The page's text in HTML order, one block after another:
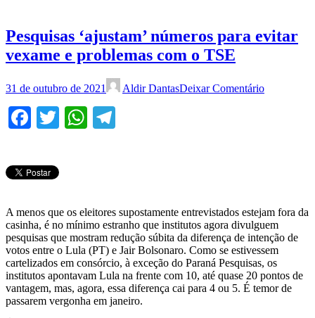
Pesquisas ‘ajustam’ números para evitar
vexame e problemas com o TSE
31 de outubro de 2021 Aldir DantasDeixar Comentário
Facebook
TwitterWhatsApp
A menos que os eleitores supostamente entrevistados estejam fora da
casinha, é no mínimo estranho que institutos agora divulguem
pesquisas que mostram redução súbita da diferença de intenção de
votos entre o Lula (PT) e Jair Bolsonaro. Como se estivessem
cartelizados em consórcio, à exceção do Paraná Pesquisas, os
institutos apontavam Lula na frente com 10, até quase 20 pontos de
vantagem, mas, agora, essa diferença cai para 4 ou 5. É temor de
passarem vergonha em janeiro.